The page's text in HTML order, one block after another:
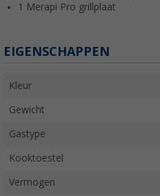
1 Merapi Pro grillplaat
EIGENSCHAPPEN
Kleur
Gewicht
Gastype
Kooktoestel
Vermogen